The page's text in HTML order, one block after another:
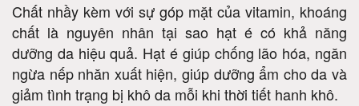
Chất nhầy kèm với sự góp mặt của vitamin, khoáng
chất là nguyên nhân tại sao hạt é có khả năng
dưỡng da hiệu quả. Hạt é giúp chống lão hóa, ngăn
ngừa nếp nhăn xuất hiện, giúp dưỡng ẩm cho da và
giảm tình trạng bị khô da mỗi khi thời tiết hanh khô.